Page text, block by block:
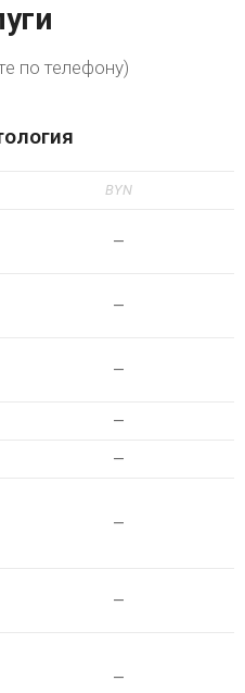
по телефону)
BYN
—
—
—
—
—
—
—
—